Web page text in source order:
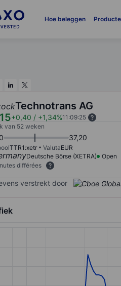
Hoe beleggen
Technotrans AG
+0,40 / +1,34%11:09:25
van 52 weken
37,20
TTR1:xetr ValutaEUR
Deutsche Börse (XETRA)
Open
différées
verstrekt door
chart with 186 data points.
chart has 1 X axis displaying
chart has 1 Y axis displaying